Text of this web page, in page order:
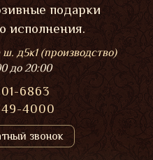
подарки
исполнения.
д5к1 (производство)
до 20:00
6863
4000
звонок